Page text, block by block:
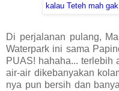
kalau Teteh mah
Di perjalanan pulang,
Waterpark ini sama
PUAS! hahaha... terlebih
air-air dikebanyakan
nya pun bersih dan